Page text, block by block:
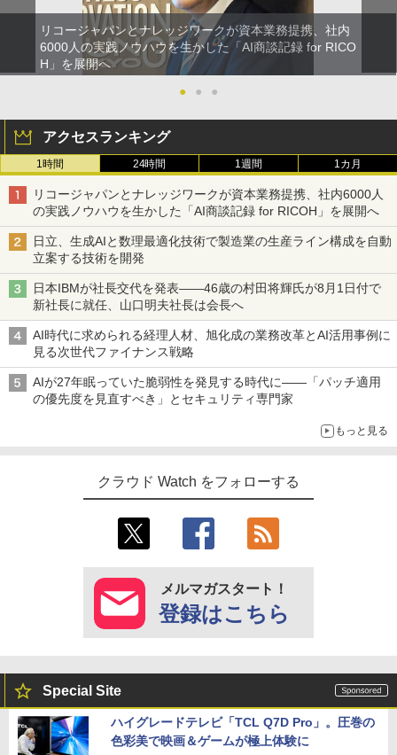
リコージャパンとナレッジワークが資本業務提携、社内
6000人の実践ノウハウを生かした「AI商談記録 for RICO
H」を展開へ
●
● ●
アクセスランキング
1時間 24時間 1週間 1カ月
リコージャパンとナレッジワークが資本業務提携、社内6000人
の実践ノウハウを生かした「AI商談記録 for RICOH」を展開へ
日立、生成AIと数理最適化技術で製造業の生産ライン構成を自動
立案する技術を開発
日本IBMが社長交代を発表――46歳の村田将輝氏が8月1日付で
新社長に就任、山口明夫社長は会長へ
AI時代に求められる経理人材、旭化成の業務改革とAI活用事例に
見る次世代ファイナンス戦略
AIが27年眠っていた脆弱性を発見する時代に――「パッチ適用
の優先度を見直すべき」とセキュリティ専門家
もっと見る
クラウド Watch をフォローする
メルマガスタート！
登録はこちら
Special Site
ハイグレードテレビ「TCL Q7D Pro」。圧巻の
色彩美で映画＆ゲームが極上体験に